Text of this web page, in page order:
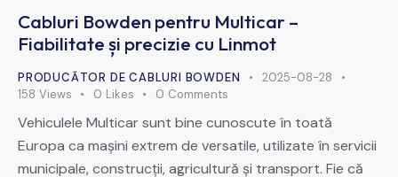
Cabluri Bowden pentru Multicar –
Fiabilitate și precizie cu Linmot
PRODUCĂTOR DE CABLURI BOWDEN
2025-08-28
158 Views 0 Likes 0 Comments
Vehiculele Multicar sunt bine cunoscute în toată
Europa ca mașini extrem de versatile, utilizate în servicii
municipale, construcții, agricultură și transport. Fie că